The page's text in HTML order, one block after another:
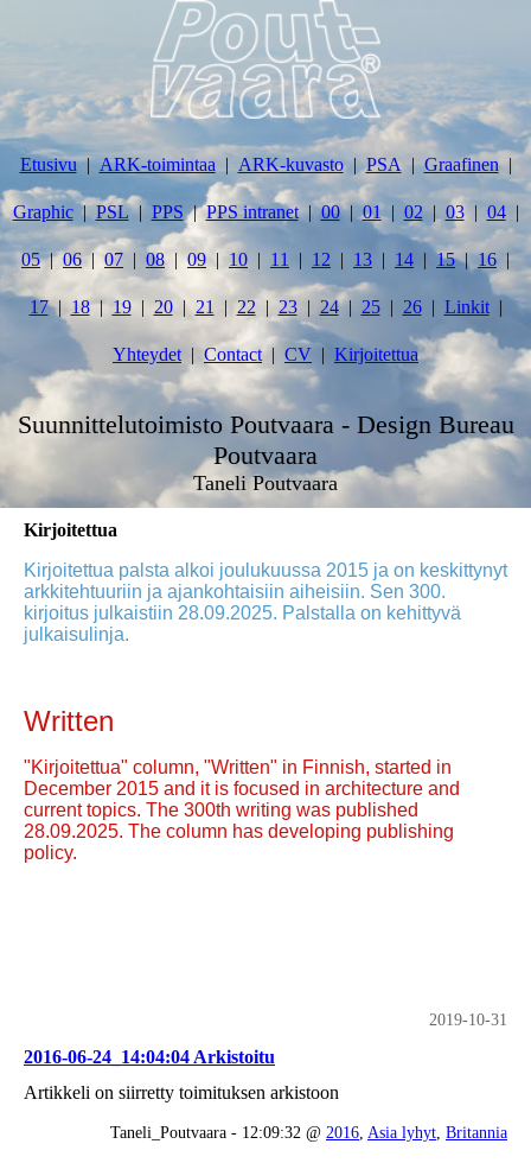
Etusivu ARK-toimintaa ARK-kuvasto PSA Graafinen
Graphic PSL PPS PPS intranet 00 01 02 03 04
05 06 07 08 09 10 11 12 13 14 15 16
17 18 19 20 21 22 23 24 25 26 Linkit
Yhteydet Contact CV Kirjoitettua
Suunnittelutoimisto Poutvaara - Design Bureau
Poutvaara
Taneli Poutvaara
Kirjoitettua
Kirjoitettua palsta alkoi joulukuussa 2015 ja on keskittynyt
arkkitehtuuriin ja ajankohtaisiin aiheisiin. Sen 300.
kirjoitus julkaistiin 28.09.2025. Palstalla on kehittyvä
julkaisulinja.
Written
"Kirjoitettua" column, "Written" in Finnish, started in
December 2015 and it is focused in architecture and
current topics. The 300th writing was published
28.09.2025. The column has developing publishing
policy.
2019-10-31
2016-06-24_14:04:04 Arkistoitu
Artikkeli on siirretty toimituksen arkistoon
Taneli_Poutvaara - 12:09:32 @ 2016 Asia lyhyt Britannia